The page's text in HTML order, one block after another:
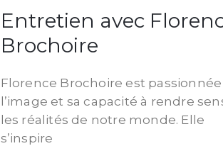
Entretien avec
Brochoire
Florence Brochoire est
l’image et sa capacité à rendre
les réalités de notre monde. Elle
s’inspire